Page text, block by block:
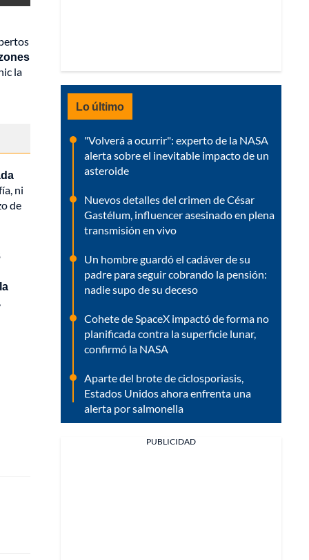
la
ni
de
Lo último
"Volverá a ocurrir": experto de la NASA
alerta sobre el inevitable impacto de un
asteroide
Nuevos detalles del crimen de César
Gastélum, influencer asesinado en plena
transmisión en vivo
Un hombre guardó el cadáver de su
padre para seguir cobrando la pensión:
nadie supo de su deceso
Cohete de SpaceX impactó de forma no
planificada contra la superficie lunar,
confirmó la NASA
Aparte del brote de ciclosporiasis,
Estados Unidos ahora enfrenta una
alerta por salmonella
PUBLICIDAD